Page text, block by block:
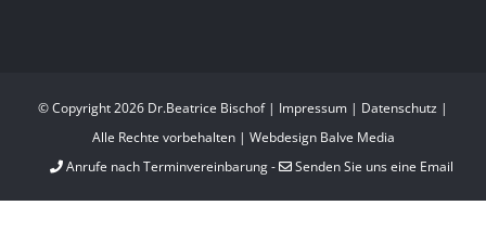
© Copyright2026 Dr.Beatrice Bischof | Impressum | Datenschutz |
Alle Rechte vorbehalten | Webdesign Balve Media
Anrufe nach Terminvereinbarung -
Senden Sie uns eine Email